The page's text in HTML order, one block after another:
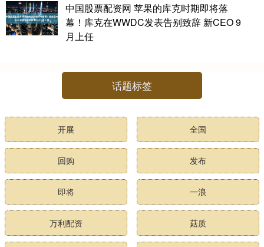
中国股票配资网 苹果的库克时期即将落
幕！库克在WWDC发表告别致辞 新CEO 9
月上任
话题标签
开展 全国
回购 发布
即将 一浪
万利配资 菇质